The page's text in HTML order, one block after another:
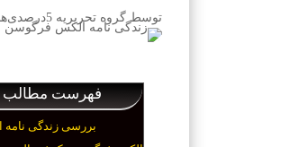
توسطگروه تحریریه 5درصدی‌ها
فهرست مطالب
بررسی زندگی